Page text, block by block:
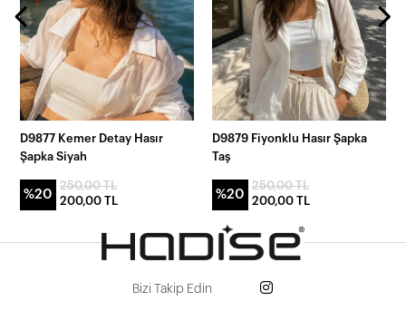
D9877 Kemer Detay Hasır
Şapka Siyah
%20
250,00 TL
200,00 TL
D9879 Fiyonklu Hasır Şapka
Taş
%20
250,00 TL
200,00 TL
Bizi Takip Edin